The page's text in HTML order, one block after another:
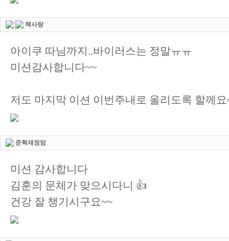
책사랑
아이쿠 따님까지..바이러스는 정말ㅠㅠ
미션감사합니다~~
저도 마지막 이션 이번주내로 올리도록 할께요
준혁재정맘
미션 감사합니다
김훈의 문체가 맞으시다니 👍
건강 잘 챙기시구요~~